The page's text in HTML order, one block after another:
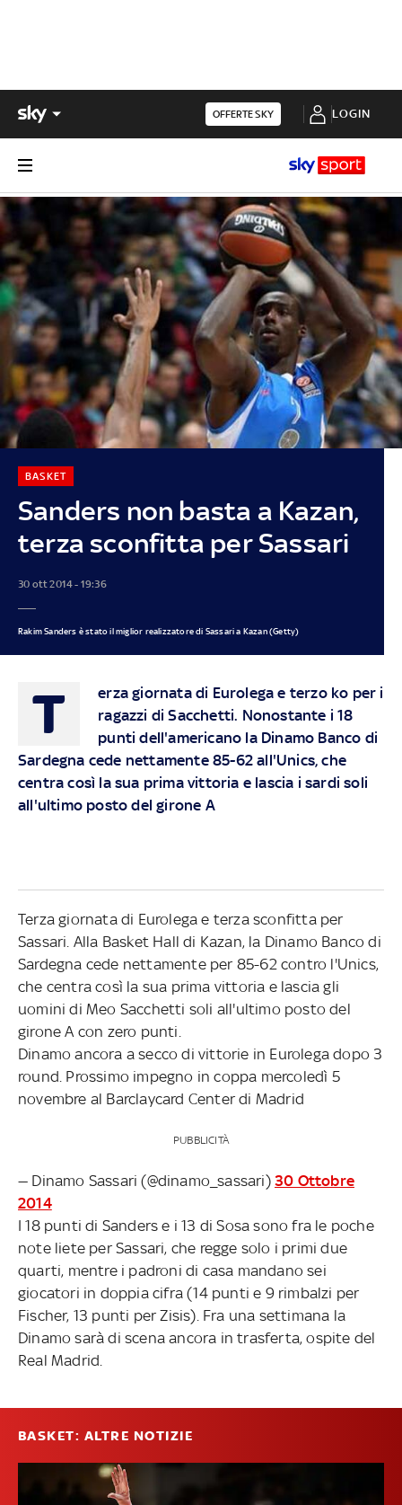
OFFERTE SKY LOGIN
Sanders non basta a Kazan,
terza sconfitta per Sassari
BASKET
30 ott 2014 - 19:36
Rakim Sanders è stato il miglior realizzatore di Sassari a Kazan (Getty)
T
erza giornata di Eurolega e terzo ko per i
ragazzi di Sacchetti. Nonostante i 18
punti dell'americano la Dinamo Banco di
Sardegna cede nettamente 85-62 all'Unics, che
centra così la sua prima vittoria e lascia i sardi soli
all'ultimo posto del girone A
Terza giornata di Eurolega e terza sconfitta per
Sassari. Alla Basket Hall di Kazan, la Dinamo Banco di
Sardegna cede nettamente per 85-62 contro l'Unics,
che centra così la sua prima vittoria e lascia gli
uomini di Meo Sacchetti soli all'ultimo posto del
girone A con zero punti.
Dinamo ancora a secco di vittorie in Eurolega dopo 3
round. Prossimo impegno in coppa mercoledì 5
novembre al Barclaycard Center di Madrid
PUBBLICITÀ
— Dinamo Sassari (@dinamo_sassari) 30 Ottobre
2014
I 18 punti di Sanders e i 13 di Sosa sono fra le poche
note liete per Sassari, che regge solo i primi due
quarti, mentre i padroni di casa mandano sei
giocatori in doppia cifra (14 punti e 9 rimbalzi per
Fischer, 13 punti per Zisis). Fra una settimana la
Dinamo sarà di scena ancora in trasferta, ospite del
Real Madrid.
BASKET: ALTRE NOTIZIE